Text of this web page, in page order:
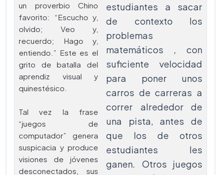
un proverbio Chino
favorito: “Escucho y,
olvido; Veo y,
recuerdo; Hago y,
entiendo.” Este es el
grito de batalla del
aprendiz visual y
quinestésico.
Tal vez la frase
“juegos de
computador” genera
suspicacia y produce
visiones de jóvenes
desconectados, sus
estudiantes a sacar
de contexto los
problemas
matemáticos , con
suficiente velocidad
para poner unos
carros de carreras a
correr alrededor de
una pista, antes de
que los de otros
estudiantes les
ganen. Otros juegos